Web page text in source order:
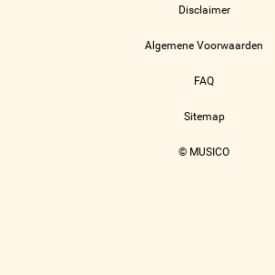
Disclaimer
Algemene Voorwaarden
FAQ
Sitemap
© MUSICO